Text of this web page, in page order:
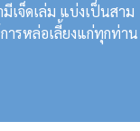
เจ็ดเล่ม แบ่งเป็นสาม
ารหล่อเลี้ยงแก่ทุกท่าน